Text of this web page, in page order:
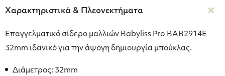
Χαρακτηριστικά & Πλεονεκτήματα
Επαγγελματικό σίδερο μαλλιών Babyliss Pro BAB2914E
32mm ιδανικό για την άψογη δημιουργία μπούκλας.
Διάμετρος: 32mm